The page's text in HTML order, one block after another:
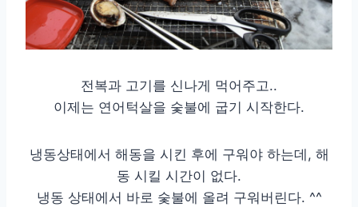
전복과 고기를 신나게 먹어주고..
이제는 연어턱살을 숯불에 굽기 시작한다.
냉동상태에서 해동을 시킨 후에 구워야 하는데, 해
동 시킬 시간이 없다.
냉동 상태에서 바로 숯불에 올려 구워버린다. ^^